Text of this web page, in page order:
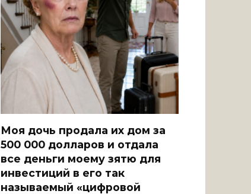
Моя дочь продала их дом за
500 000 долларов и отдала
все деньги моему зятю для
инвестиций в его так
называемый «цифровой